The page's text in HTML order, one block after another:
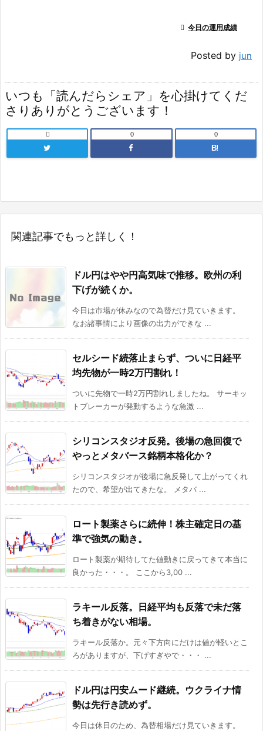
 今日の運用成績
Posted by jun
いつも「読んだらシェア」を心掛けてくだ
さりありがとうございます！
 0
B!
0
関連記事でもっと詳しく！
ドル円はやや円高気味で推移。欧州の利
下げが続くか。
今日は市場が休みなので為替だけ見ていきます。
なお諸事情により画像の出力ができな ...
セルシード続落止まらず、ついに日経平
均先物が一時2万円割れ！
ついに先物で一時2万円割れしましたね。 サーキッ
トブレーカーが発動するような急激 ...
シリコンスタジオ反発。後場の急回復で
やっとメタバース銘柄本格化か？
シリコンスタジオが後場に急反発して上がってくれ
たので、希望が出てきたな。 メタバ ...
ロート製薬さらに続伸！株主確定日の基
準で強気の動き。
ロート製薬が期待してた値動きに戻ってきて本当に
良かった・・・。 ここから3,00 ...
ラキール反落。日経平均も反落で未だ落
ち着きがない相場。
ラキール反落か。元々下方向にだけは値が軽いとこ
ろがありますが、下げすぎやで・・・ ...
ドル円は円安ムード継続。ウクライナ情
勢は先行き読めず。
今日は休日のため、為替相場だけ見ていきます。